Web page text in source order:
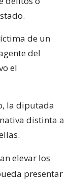
de un
del
el
la diputada
distinta a
elevar los
presentar